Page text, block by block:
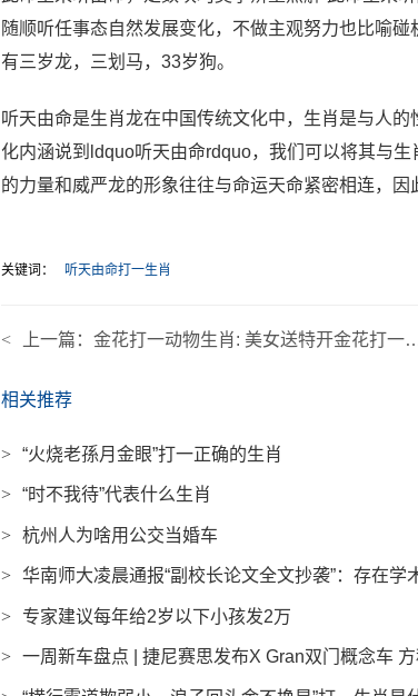
随顺听任事态自然发展变化，不做主观努力也比喻
有三岁龙，三划马，33岁狗。
听天由命是生肖龙在中国传统文化中，生肖是与人
化内涵说到ldquo听天由命rdquo，我们可以将其与
的力量和威严龙的形象往往与命运天命紧密相连，因
关键词： 听天由命打一生肖
< 上一篇： 金花打一动物生肖: 美女送特开金花打一动物生肖
相关推荐
> “火烧老孫月金眼”打一正确的生肖
> “时不我待”代表什么生肖
> 杭州人为啥用公交当婚车
> 华南师大凌晨通报“副校长论文全文抄袭”：存在学
> 专家建议每年给2岁以下小孩发2万
> 一周新车盘点 | 捷尼赛思发布X Gran双门概念车